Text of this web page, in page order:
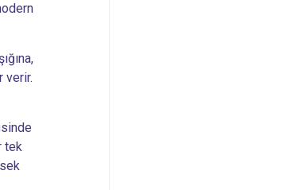
verir.
tek